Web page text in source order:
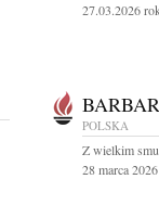
27.03.2026
POLSKA
Z wielkim
28 marca